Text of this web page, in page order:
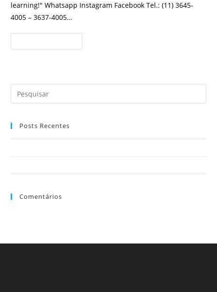
learning!" Whatsapp Instagram Facebook Tel.: (11) 3645-
4005 – 3637-4005…
Infantil
De
Posts Recentes
Comentários